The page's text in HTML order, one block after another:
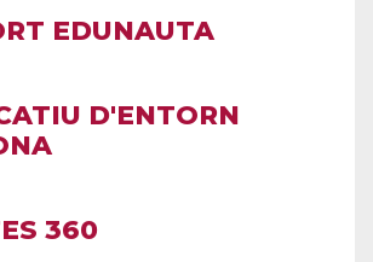
EDUNAUTA
D'ENTORN
360